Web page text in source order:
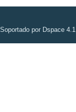
Soportado por Dspace 4.1